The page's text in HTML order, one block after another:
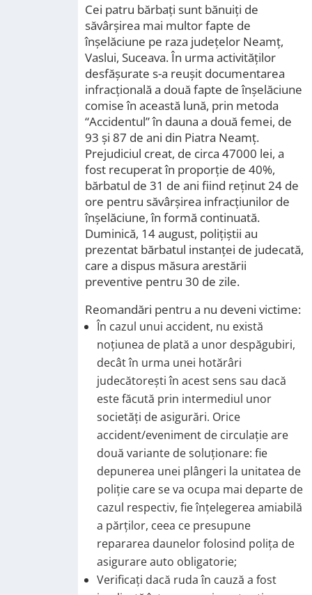
Cei patru bărbați sunt bănuiți de
săvârșirea mai multor fapte de
înșelăciune pe raza județelor Neamț,
Vaslui, Suceava. În urma activităților
desfășurate s-a reușit documentarea
infracțională a două fapte de înșelăciune
comise în această lună, prin metoda
“Accidentul” în dauna a două femei, de
93 și 87 de ani din Piatra Neamț.
Prejudiciul creat, de circa 47000 lei, a
fost recuperat în proporție de 40%,
bărbatul de 31 de ani fiind reținut 24 de
ore pentru săvârșirea infracțiunilor de
înșelăciune, în formă continuată.
Duminică, 14 august, polițiștii au
prezentat bărbatul instanței de judecată,
care a dispus măsura arestării
preventive pentru 30 de zile.
Reomandări pentru a nu deveni victime:
În cazul unui accident, nu există
noţiunea de plată a unor despăgubiri,
decât în urma unei hotărâri
judecătoreşti în acest sens sau dacă
este făcută prin intermediul unor
societăţi de asigurări. Orice
accident/eveniment de circulaţie are
două variante de soluţionare: fie
depunerea unei plângeri la unitatea de
poliţie care se va ocupa mai departe de
cazul respectiv, fie înţelegerea amiabilă
a părţilor, ceea ce presupune
repararea daunelor folosind poliţa de
asigurare auto obligatorie;
Verificaţi dacă ruda în cauză a fost